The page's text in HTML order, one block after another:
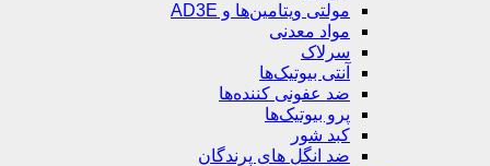
مولتی ویتامین‌ها و AD3E
مواد معدنی
سرلاک
آنتی بیوتیک‌ها
ضد عفونی کننده‌ها
پرو بیوتیک‌ها
کبد شور
ضد انگل های پرندگان